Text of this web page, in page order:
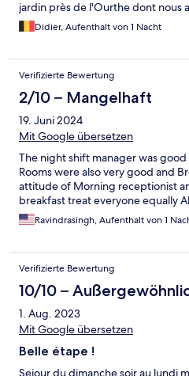
jardin près de l'Ourthe dont nous
soleil ! C'est une adresse que
voyage dans la région de Durbuy
Didier, Aufenthalt von 1 Nacht
Verifizierte Bewertung
2/10 – Mangelhaft
19. Juni 2024
Mit Google übersetzen
The night shift manager was
Rooms were also very good and
attitude of Morning receptionist
breakfast treat everyone equally
Ravindrasingh, Aufenthalt von 1
Verifizierte Bewertung
10/10 –
1. Aug. 2023
Mit Google übersetzen
Belle étape !
Sejour du dimanche soir au lundi